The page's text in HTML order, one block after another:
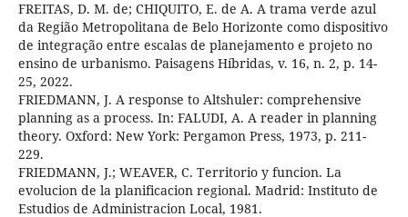
FREITAS, D. M. de; CHIQUITO, E. de A. A trama verde azul
da Região Metropolitana de Belo Horizonte como dispositivo
de integração entre escalas de planejamento e projeto no
ensino de urbanismo. Paisagens Híbridas, v. 16, n. 2, p. 14-
25, 2022.
FRIEDMANN, J. A response to Altshuler: comprehensive
planning as a process. In: FALUDI, A. A reader in planning
theory. Oxford: New York: Pergamon Press, 1973, p. 211-
229.
FRIEDMANN, J.; WEAVER, C. Territorio y funcion. La
evolucion de la planificacion regional. Madrid: Instituto de
Estudios de Administracion Local, 1981.